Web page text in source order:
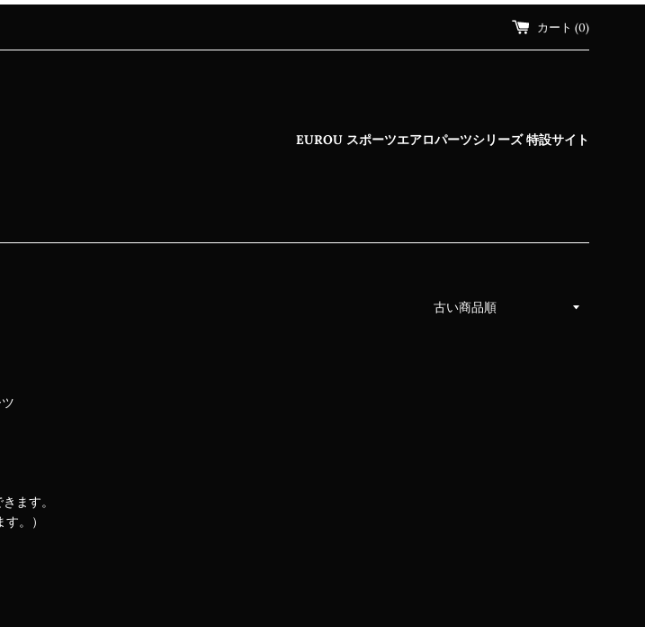
カート (0)
EUROU スポーツエアロパーツシリーズ 特設サイト
並
ます。
。）